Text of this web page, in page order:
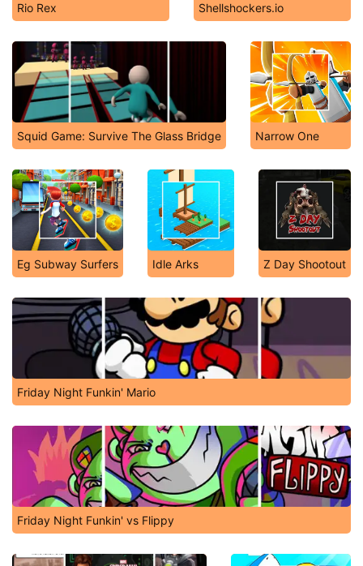
Rio Rex Shellshockers.io
Squid Game: Survive The Glass Bridge Narrow One
Eg Subway Surfers Idle Arks Z Day Shootout
Friday Night Funkin' Mario
Friday Night Funkin' vs Flippy